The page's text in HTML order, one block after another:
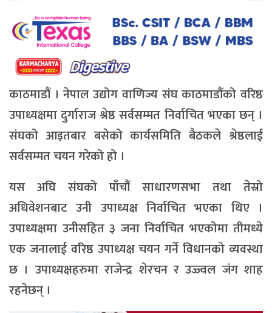
काठमाडौं । नेपाल उद्योग वाणिज्य संघ काठमाडौंको वरिष्ठ
उपाध्यक्षमा दुर्गाराज श्रेष्ठ सर्वसम्मत निर्वाचित भएका छन् ।
संघको आइतबार बसेको कार्यसमिति बैठकले श्रेष्ठलाई
सर्वसम्मत चयन गरेको हो ।
यस अघि संघको पाँचौं साधारणसभा तथा तेस्रो
अधिवेशनबाट उनी उपाध्यक्ष निर्वाचित भएका थिए ।
उपाध्यक्षमा उनीसहित ३ जना निर्वाचित भएकोमा तीमध्ये
एक जनालाई वरिष्ठ उपाध्यक्ष चयन गर्ने विधानको व्यवस्था
छ । उपाध्यक्षहरुमा राजेन्द्र शेरचन र उज्ज्वल जंग शाह
रहनेछन् ।